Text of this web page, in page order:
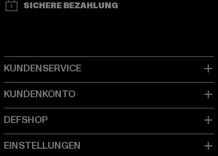
SICHERE BEZAHLUNG